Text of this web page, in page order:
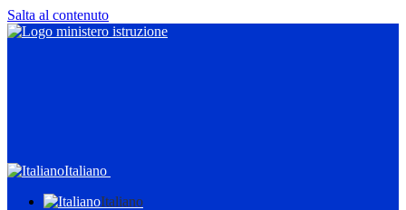
Salta al contenuto
Italiano
Italiano